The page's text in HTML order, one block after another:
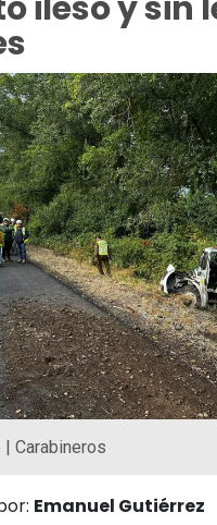
Carabineros
Emanuel Gutiérrez